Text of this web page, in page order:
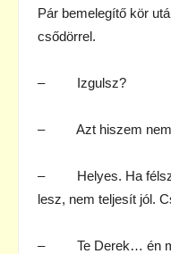
Pár bemelegítő kör
csődörrel.
– Izgulsz?
– Azt hiszem
– Helyes. Ha félsz
lesz, nem teljesít jól.
– Te Derek… én